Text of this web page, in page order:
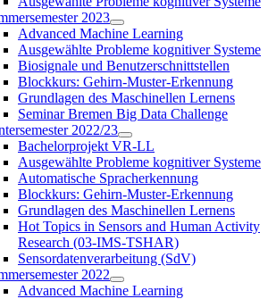
2023
Advanced Machine Learning
Ausgewählte Probleme kognitiver Systeme
Biosignale und Benutzerschnittstellen
Blockkurs: Gehirn-Muster-Erkennung
Grundlagen des Maschinellen Lernens
Seminar Bremen Big Data Challenge
2022/23
Bachelorprojekt VR-LL
Ausgewählte Probleme kognitiver Systeme
Automatische Spracherkennung
Blockkurs: Gehirn-Muster-Erkennung
Grundlagen des Maschinellen Lernens
Hot Topics in Sensors and Human Activity
Research (03-IMS-TSHAR)
Sensordatenverarbeitung (SdV)
2022
Advanced Machine Learning